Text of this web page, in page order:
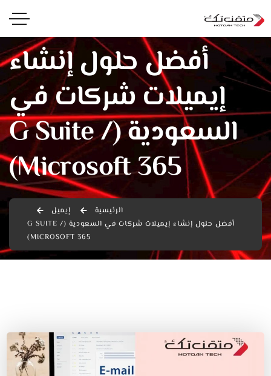
أفضل حلول إنشاء
إيميلات شركات في
السعودية (G Suite /
Microsoft 365)
الرئيسية
إيميل
أفضل حلول إنشاء إيميلات شركات في السعودية (G SUITE /
MICROSOFT 365)